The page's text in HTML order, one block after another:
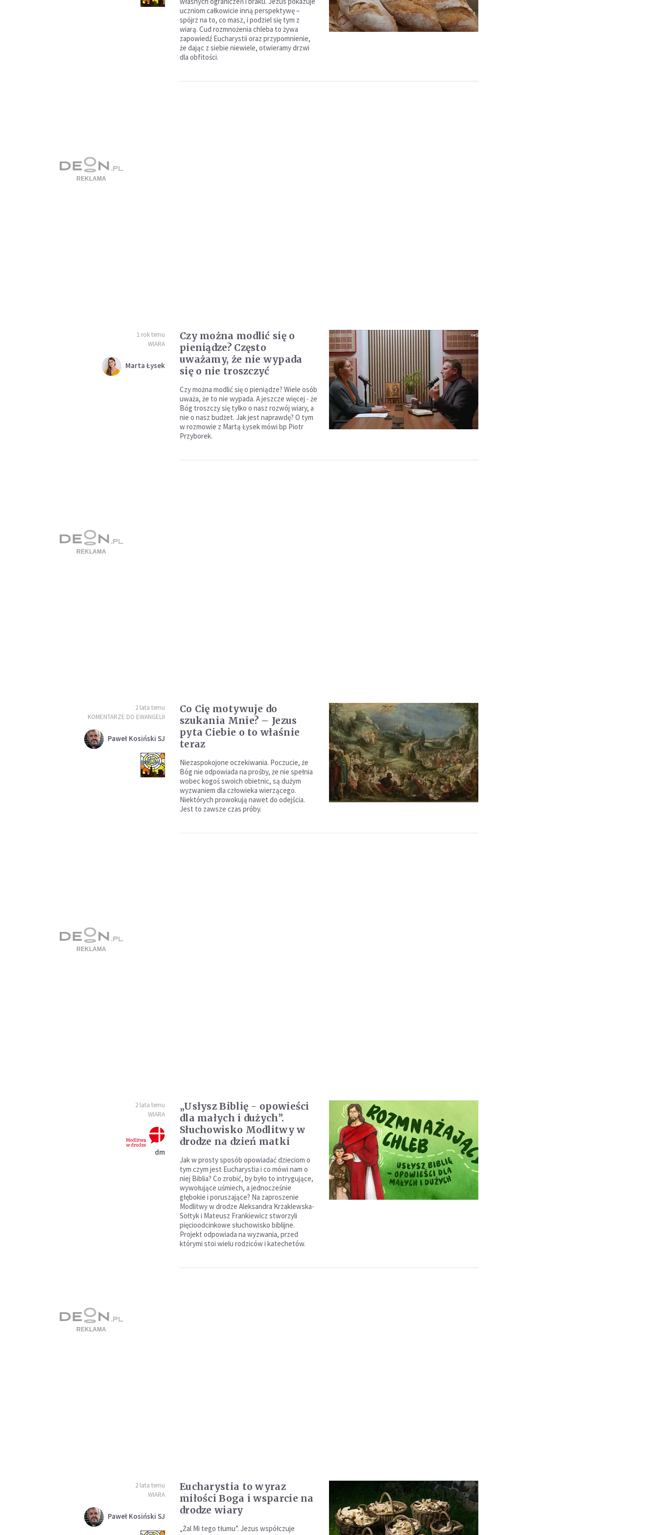
uczniom całkowicie inną perspektywę –
spójrz na to, co masz, i podziel się tym z
wiarą. Cud rozmnożenia chleba to żywa
zapowiedź Eucharystii oraz przypomnienie,
że dając z siebie niewiele, otwieramy drzwi
dla obfitości.
1 rok temu
WIARA
Marta Łysek
Czy można modlić się o
pieniądze? Często
uważamy, że nie wypada
się o nie troszczyć
Czy można modlić się o pieniądze? Wiele osób
uważa, że to nie wypada. A jeszcze więcej - że
Bóg troszczy się tylko o nasz rozwój wiary, a
nie o nasz budżet. Jak jest naprawdę? O tym
w rozmowie z Martą Łysek mówi bp Piotr
Przyborek.
2 lata temu
KOMENTARZE DO EWANGELII
Paweł Kosiński SJ
Co Cię motywuje do
szukania Mnie? – Jezus
pyta Ciebie o to właśnie
teraz
Niezaspokojone oczekiwania. Poczucie, że
Bóg nie odpowiada na prośby, że nie spełnia
wobec kogoś swoich obietnic, są dużym
wyzwaniem dla człowieka wierzącego.
Niektórych prowokują nawet do odejścia.
Jest to zawsze czas próby.
2 lata temu
WIARA
dm
„Usłysz Biblię - opowieści
dla małych i dużych”.
Słuchowisko Modlitwy w
drodze na dzień matki
Jak w prosty sposób opowiadać dzieciom o
tym czym jest Eucharystia i co mówi nam o
niej Biblia? Co zrobić, by było to intrygujące,
wywołujące uśmiech, a jednocześnie
głębokie i poruszające? Na zaproszenie
Modlitwy w drodze Aleksandra Krzaklewska-
Sołtyk i Mateusz Frankiewicz stworzyli
pięcioodcinkowe słuchowisko biblijne.
Projekt odpowiada na wyzwania, przed
którymi stoi wielu rodziców i katechetów.
2 lata temu
WIARA
Paweł Kosiński SJ
Eucharystia to wyraz
miłości Boga i wsparcie na
drodze wiary
„Żal Mi tego tłumu”. Jezus współczuje